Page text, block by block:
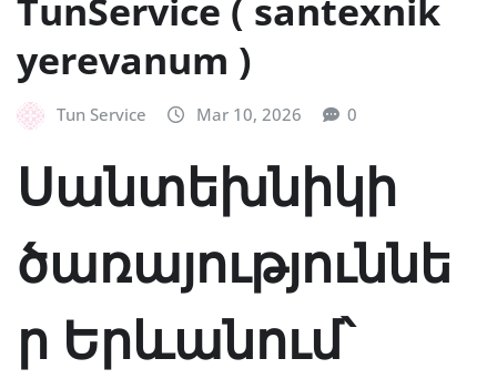
TunService ( santexnik
yerevanum )
Tun Service Mar 10, 2026 0
Սանտեխնիկի
ծառայություննե
ր Երևանում՝